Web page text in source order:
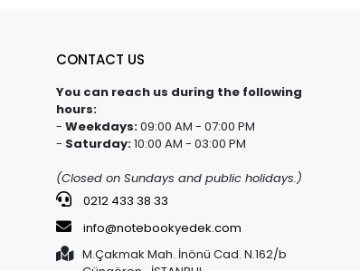
CONTACT US
You can reach us during the following
hours:
- Weekdays:09:00 AM - 07:00 PM
- Saturday:10:00 AM - 03:00 PM
(Closed on Sundays and public holidays.)
0212 433 38 33
info@notebookyedek.com
M.Çakmak Mah. İnönü Cad. N.162/b